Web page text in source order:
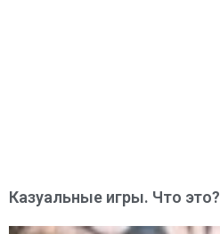
Казуальные игры. Что это?